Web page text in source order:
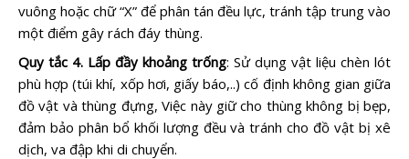
vuông hoặc chữ “X” để phân tán đều lực, tránh tập trung vào
một điểm gây rách đáy thùng.
Quy tắc 4. Lấp đầy khoảng trống: Sử dụng vật liệu chèn lót
phù hợp (túi khí, xốp hơi, giấy báo,..) cố định không gian giữa
đồ vật và thùng đựng, Việc này giữ cho thùng không bị bẹp,
đảm bảo phân bổ khối lượng đều và tránh cho đồ vật bị xê
dịch, va đập khi di chuyển.